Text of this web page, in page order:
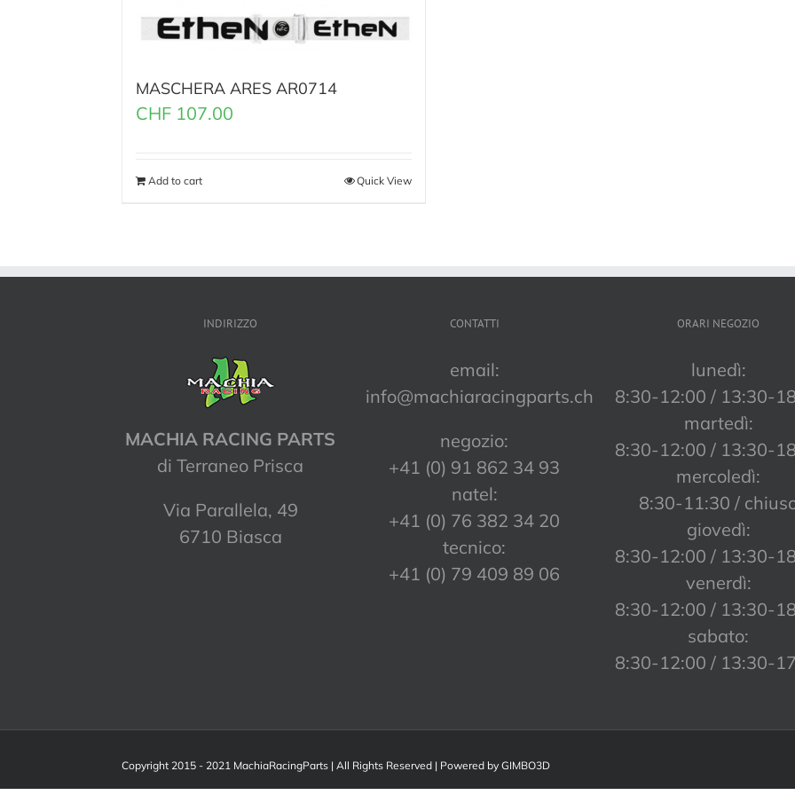
MASCHERA ARES AR0714
CHF 107.00
Add to cart Quick View
INDIRIZZO
MACHIA RACING PARTS
di Terraneo Prisca
Via Parallela, 49
6710 Biasca
CONTATTI
email:
info@machiaracingparts.ch
negozio:
+41 (0) 91 862 34 93
natel:
+41 (0) 76 382 34 20
tecnico:
+41 (0) 79 409 89 06
ORARI NEGOZIO
lunedì:
8:30-12:00 / 13:30-
martedì:
8:30-12:00 / 13:30-
mercoledì:
8:30-11:30 /
giovedì:
8:30-12:00 / 13:30-
venerdì:
8:30-12:00 / 13:30-
sabato:
8:30-12:00 / 13:30-
Copyright 2015 - 2021 MachiaRacingParts | All Rights Reserved | Powered by GIMBO3D